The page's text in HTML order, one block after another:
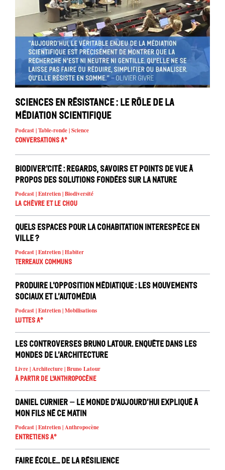
Sciences en résistance : le rôle de la
médiation scientifique
Podcast | Table-ronde | Science
Conversations A°
Biodiver’cité : regards, savoirs et points de vue à
propos des solutions fondées sur la nature
Podcast | Entretien | Biodiversité
La chèvre et le chou
Quels espaces pour la cohabitation interespèce en
ville ?
Podcast | Entretien | Habiter
Terreaux Communs
Produire l’opposition médiatique : les mouvements
sociaux et l’automédia
Podcast | Entretien | Mobilisations
Luttes A°
Les controverses Bruno Latour. Enquête dans les
mondes de l’architecture
Livre | Architecture | Bruno Latour
À partir de l'anthropocène
Daniel Curnier – Le Monde d’aujourd’hui expliqué à
mon fils né ce matin
Podcast | Entretien | Anthropocène
Entretiens A°
Faire école… de la résilience